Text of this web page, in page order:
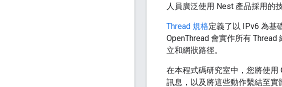
人員廣泛使用 Nest 產品採用的
Thread 規格定義了以 IPv6 為基
OpenThread 會實作所有
立和網狀路徑。
在本程式碼研究室中，您將使用
訊息，以及將這些動作繫結至實